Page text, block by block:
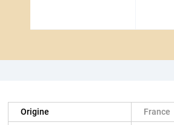
Origine
France